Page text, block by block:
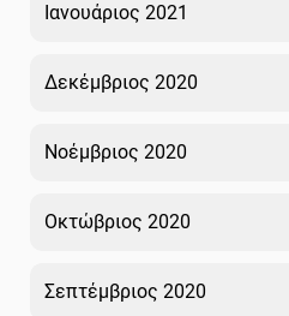
Ιανουάριος 2021
Δεκέμβριος 2020
Νοέμβριος 2020
Οκτώβριος 2020
Σεπτέμβριος 2020